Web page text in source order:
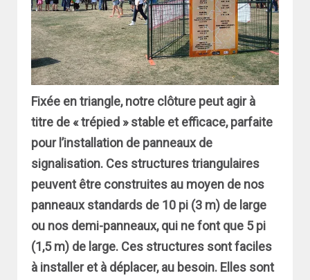
Fixée en triangle, notre clôture peut agir à
titre de « trépied » stable et efficace, parfaite
pour l’installation de panneaux de
signalisation. Ces structures triangulaires
peuvent être construites au moyen de nos
panneaux standards de 10 pi (3 m) de large
ou nos demi-panneaux, qui ne font que 5 pi
(1,5 m) de large. Ces structures sont faciles
à installer et à déplacer, au besoin. Elles sont